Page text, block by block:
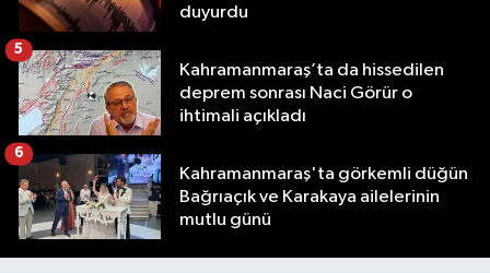
duyurdu
Kahramanmaraş’ta da hissedilen
deprem sonrası Naci Görür o
ihtimali açıkladı
5
Kahramanmaraş'ta görkemli düğün
Bağrıaçık ve Karakaya ailelerinin
mutlu günü
6